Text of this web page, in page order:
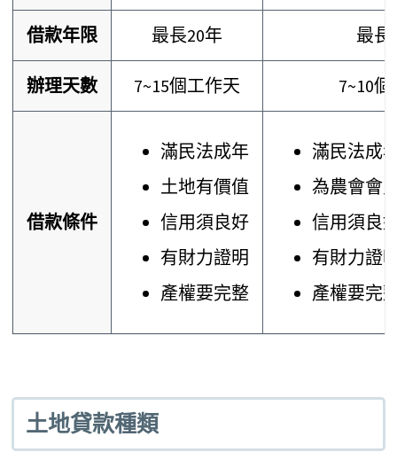
借款年限 最長20年 最長
辦理天數 7~15個工作天 7~10
借款條件
滿民法成年
土地有價值
信用須良好
有財力證明
產權要完整
滿民法成
為農會會
信用須良
有財力證
產權要完
土地貸款種類